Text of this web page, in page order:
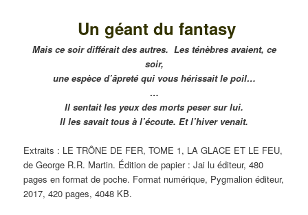
Un géant du fantasy
Mais ce soir différait des autres. Les ténèbres avaient, ce
soir,
une espèce d’âpreté qui vous hérissait le poil…
…
Il sentait les yeux des morts peser sur lui.
Il les savait tous à l’écoute. Et l’hiver venait.
Extraits : LE TRÔNE DE FER, TOME 1, LA GLACE ET LE FEU,
de George R.R. Martin. Édition de papier : Jai lu éditeur, 480
pages en format de poche. Format numérique, Pygmalion éditeur,
2017, 420 pages, 4048 KB.